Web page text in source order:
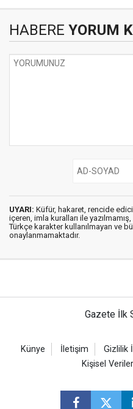
HABERE YORUM
UYARI: Küfür, hakaret, rencide
içeren, imla kuralları ile yazılmamış,
Türkçe karakter kullanılmayan ve
onaylanmamaktadır.
Gazete İlk
Künye İletişim Gizlilik
Kişisel